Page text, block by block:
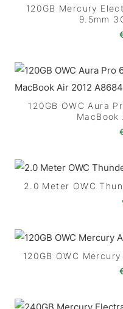
120GB Mercury
9.5mm
120GB OWC Aura
MacBook
2.0 Meter OWC
120GB OWC